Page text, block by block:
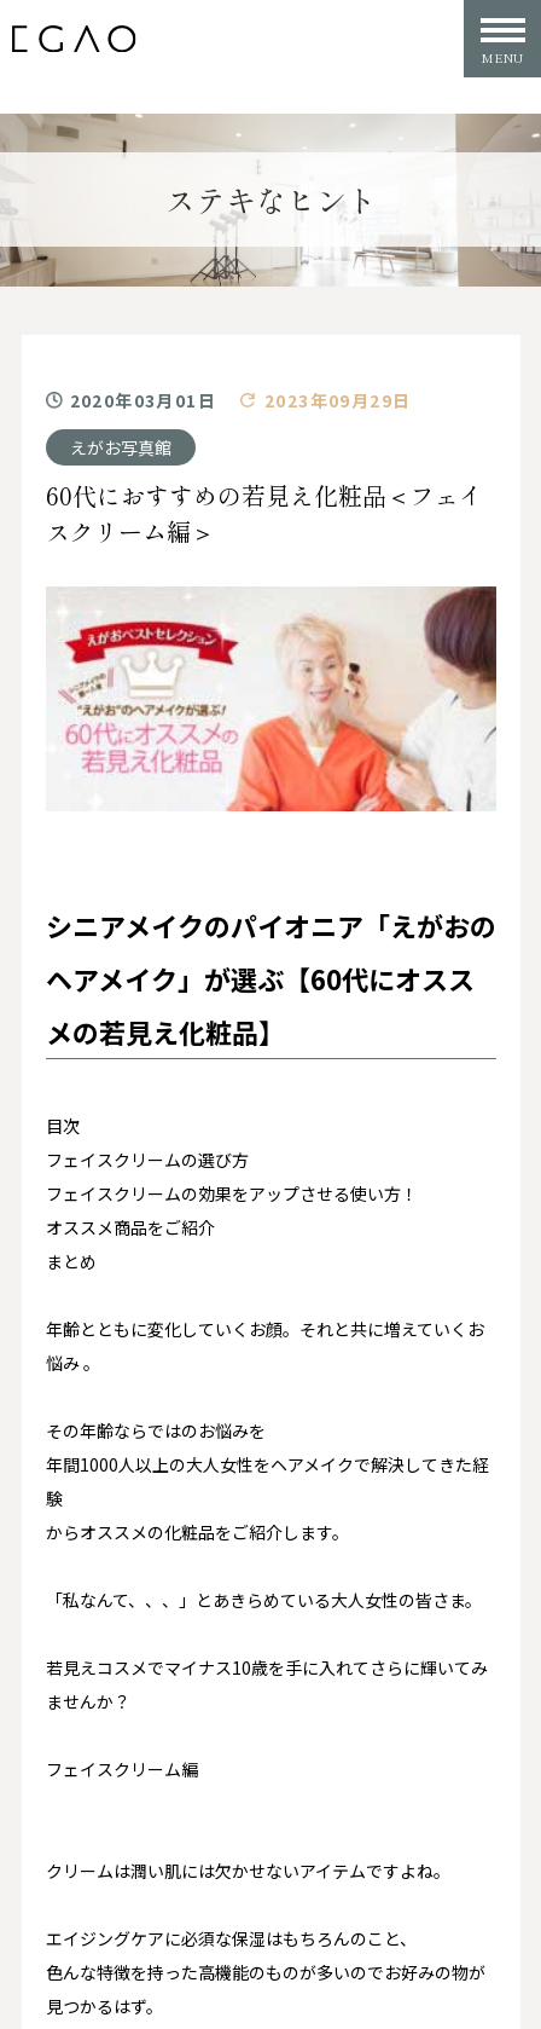
ステキなヒント
2020年03月01日
2023年09月29日
えがお写真館
60代におすすめの若見え化粧品＜フェイ
スクリーム編＞
シニアメイクのパイオニア「えがおの
ヘアメイク」が選ぶ【60代にオスス
メの若見え化粧品】
目次
フェイスクリームの選び方
フェイスクリームの効果をアップさせる使い方！
オススメ商品をご紹介
まとめ
年齢とともに変化していくお顔。それと共に増えていくお
悩み 。
その年齢ならではのお悩みを
年間1000人以上の大人女性をヘアメイクで解決してきた経
験
からオススメの化粧品をご紹介します。
「私なんて、、、」とあきらめている大人女性の皆さま。
若見えコスメでマイナス10歳を手に入れてさらに輝いてみ
ませんか？
フェイスクリーム編
クリームは潤い肌には欠かせないアイテムですよね。
エイジングケアに必須な保湿はもちろんのこと、
色んな特徴を持った高機能のものが多いのでお好みの物が
見つかるはず。